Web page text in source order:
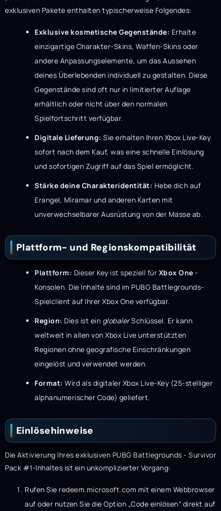
exklusiven Pakete enthalten typischerweise Folgendes:
Exklusive kosmetische Gegenstände: Erhalte
einzigartige Charakter-Skins, Waffen-Skins oder
andere Anpassungselemente, um das Aussehen
deines Überlebenden individuell zu gestalten. Diese
Gegenstände sind oft nur in limitierter Auflage
erhältlich oder nicht über den normalen
Spielfortschritt verfügbar.
Digitale Lieferung: Sie erhalten Ihren Xbox Live-Key
sofort nach dem Kauf, was eine schnelle Einlösung
und sofortigen Zugriff auf das Spiel ermöglicht.
Stärke deine Charakteridentität: Hebe dich auf
Erangel, Miramar und anderen Karten mit
unverwechselbarer Ausrüstung von der Masse ab.
Plattform- und Regionskompatibilität
Plattform: Dieser Key ist speziell für Xbox One -
Konsolen. Die Inhalte sind im PUBG Battlegrounds-
Spielclient auf Ihrer Xbox One verfügbar.
Region: Dies ist ein globalerSchlüssel. Er kann
weltweit in allen von Xbox Live unterstützten
Regionen ohne geografische Einschränkungen
eingelöst und verwendet werden.
Format: Wird als digitaler Xbox Live-Key (25-stelliger
alphanumerischer Code) geliefert.
Einlösehinweise
Die Aktivierung Ihres exklusiven PUBG Battlegrounds - Survivor
Pack #1-Inhaltes ist ein unkomplizierter Vorgang:
Rufen Sie redeem.microsoft.com mit einem Webbrowser
auf oder nutzen Sie die Option „Code einlösen“ direkt auf